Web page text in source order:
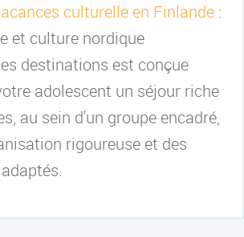
culturelle en Finlande :
et culture nordique
destinations est conçue
adolescent un séjour riche
au sein d'un groupe encadré,
rigoureuse et des